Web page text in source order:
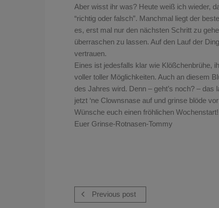
Aber wisst ihr was? Heute weiß ich wieder,
“richtig oder falsch”. Manchmal liegt der
es, erst mal nur den nächsten Schritt zu
überraschen zu lassen. Auf den Lauf der
vertrauen.
Eines ist jedesfalls klar wie Klößchenbrühe,
voller toller Möglichkeiten. Auch an diesem
des Jahres wird. Denn – geht’s noch? – das
jetzt ‘ne Clownsnase auf und grinse blöde
Wünsche euch einen fröhlichen Wochenstart!
Euer Grinse-Rotnasen-Tommy
Previous post